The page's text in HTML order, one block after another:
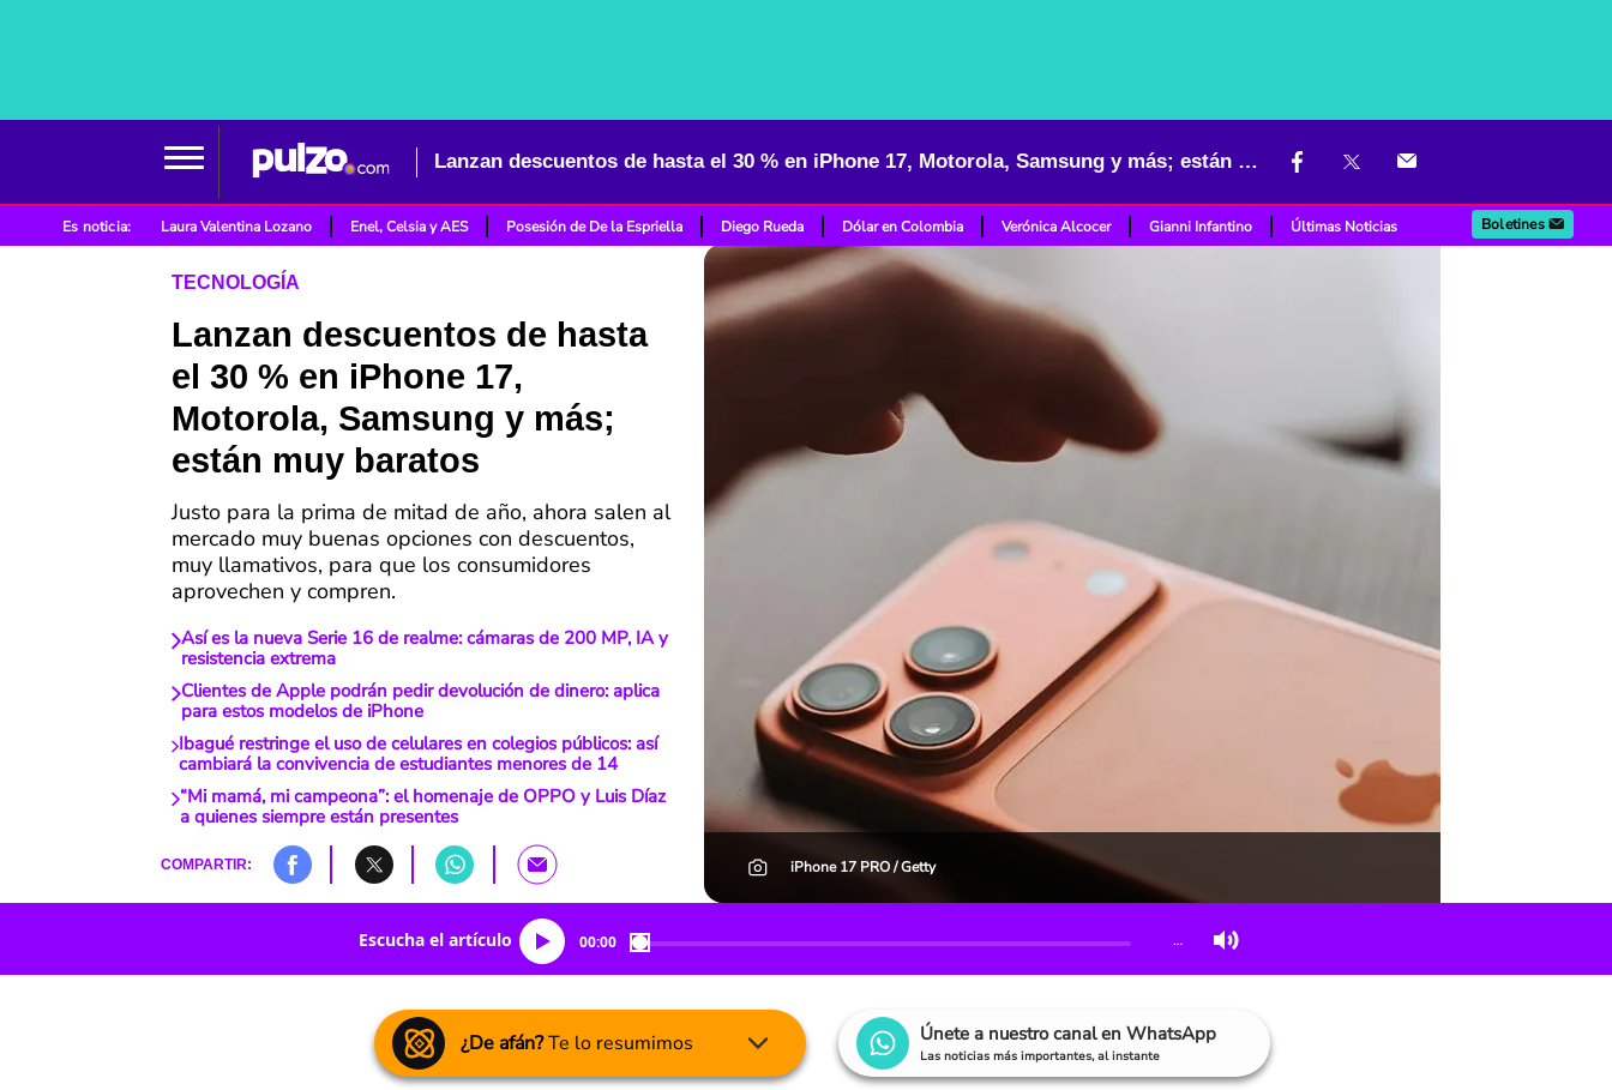
Lanzan descuentos de hasta el 30 % en iPhone 17, Motorola, Samsung y más; están muy baratos
Es noticia: Laura Valentina Lozano Enel, Celsia y AES Posesión de De la Espriella Diego Rueda Dólar en Colombia Verónica Alcocer Gianni Infantino Últimas Noticias Boletines
TECNOLOGÍA
Lanzan descuentos de hasta
el 30 % en iPhone 17,
Motorola, Samsung y más;
están muy baratos
Justo para la prima de mitad de año, ahora salen al
mercado muy buenas opciones con descuentos,
muy llamativos, para que los consumidores
aprovechen y compren.
Así es la nueva Serie 16 de realme: cámaras de 200 MP, IA y
resistencia extrema
Clientes de Apple podrán pedir devolución de dinero: aplica
para estos modelos de iPhone
Ibagué restringe el uso de celulares en colegios públicos: así
cambiará la convivencia de estudiantes menores de 14
“Mi mamá, mi campeona”: el homenaje de OPPO y Luis Díaz
a quienes siempre están presentes
COMPARTIR: iPhone 17 PRO / Getty
Escucha el artículo 00:00 …
¿De afán?Te lo resumimos Únete a nuestro canal en WhatsApp
Las noticias más importantes, al instante